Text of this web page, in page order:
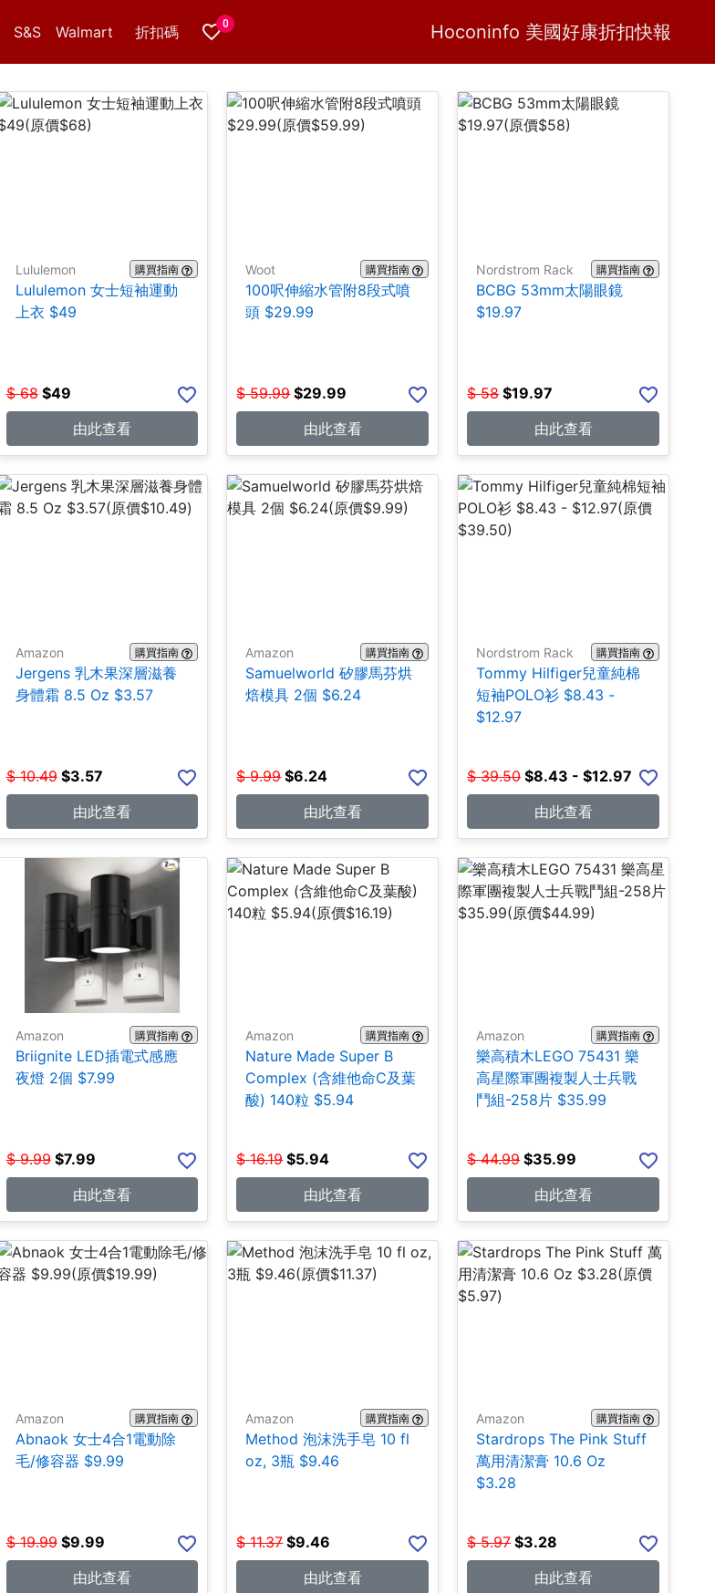
S&S Walmart 折扣碼 0 Hoconinfo 美國好康折扣快報
H Home
Lululemon 購買指南
Lululemon 女士短袖運動
上衣 $49
$ 68 $49
由此查看
Woot 購買指南
100呎伸縮水管附8段式噴
頭 $29.99
$ 59.99 $29.99
由此查看
Nordstrom Rack 購買指南
BCBG 53mm太陽眼鏡
$19.97
$ 58 $19.97
由此查看
Amazon 購買指南
Jergens 乳木果深層滋養
身體霜 8.5 Oz $3.57
$ 10.49 $3.57
由此查看
Amazon 購買指南
Samuelworld 矽膠馬芬烘
焙模具 2個 $6.24
$ 9.99 $6.24
由此查看
Nordstrom Rack 購買指南
Tommy Hilfiger兒童純棉
短袖POLO衫 $8.43 -
$12.97
$ 39.50 $8.43 - $12.97
由此查看
Amazon 購買指南
Briignite LED插電式感應
夜燈 2個 $7.99
$ 9.99 $7.99
由此查看
Amazon 購買指南
Nature Made Super B
Complex (含維他命C及葉
酸) 140粒 $5.94
$ 16.19 $5.94
由此查看
Amazon 購買指南
樂高積木LEGO 75431 樂
高星際軍團複製人士兵戰
鬥組-258片 $35.99
$ 44.99 $35.99
由此查看
Amazon 購買指南
Abnaok 女士4合1電動除
毛/修容器 $9.99
$ 19.99 $9.99
由此查看
Amazon 購買指南
Method 泡沫洗手皂 10 fl
oz, 3瓶 $9.46
$ 11.37 $9.46
由此查看
Amazon 購買指南
Stardrops The Pink Stuff
萬用清潔膏 10.6 Oz
$3.28
$ 5.97 $3.28
由此查看